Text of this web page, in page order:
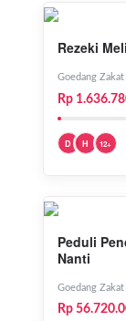
Rezeki
Goedang Zakat
Rp
D H 12+
Peduli
Nanti
Goedang Zakat
Rp